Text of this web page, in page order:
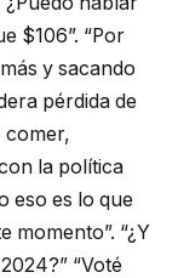
$106”. “Por
y sacando
pérdida de
comer,
la política
eso es lo que
momento”. “¿Y
“Voté